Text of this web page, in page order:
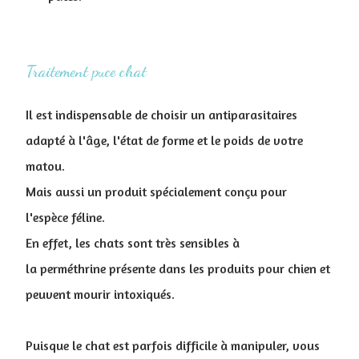
Traitement puce chat
Il est indispensable de choisir un antiparasitaires
adapté à l'âge, l'état de forme et le poids de votre
matou.
Mais aussi un produit spécialement conçu pour
l'espèce féline.
En effet, les chats sont très sensibles à
la perméthrine présente dans les produits pour chien et
peuvent mourir intoxiqués.
Puisque le chat est parfois difficile à manipuler, vous